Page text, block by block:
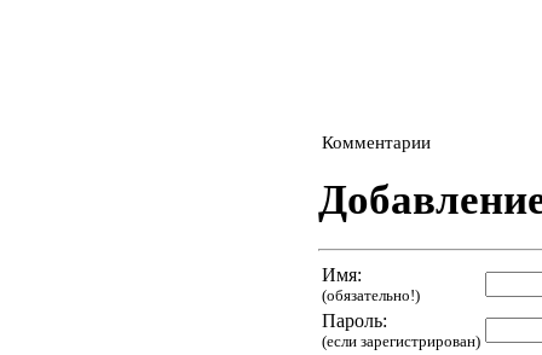
Комментарии
Имя:
(обязательно!)
Пароль:
(если зарегистрирован)